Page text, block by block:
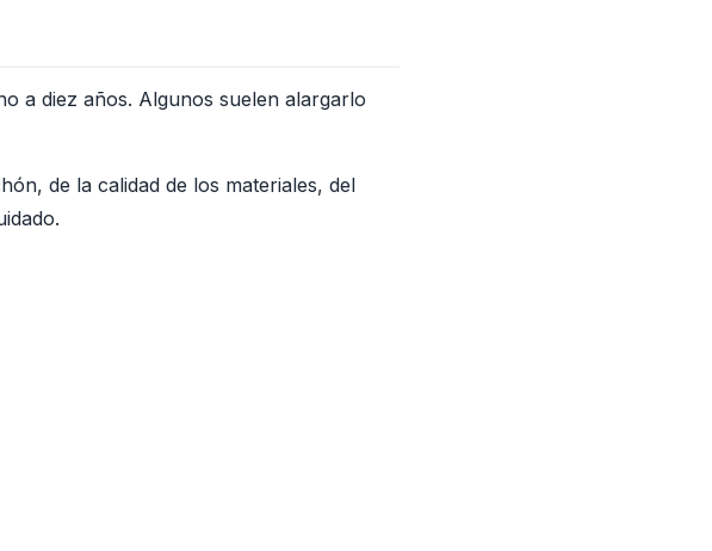
a diez años. Algunos suelen alargarlo
de la calidad de los materiales, del